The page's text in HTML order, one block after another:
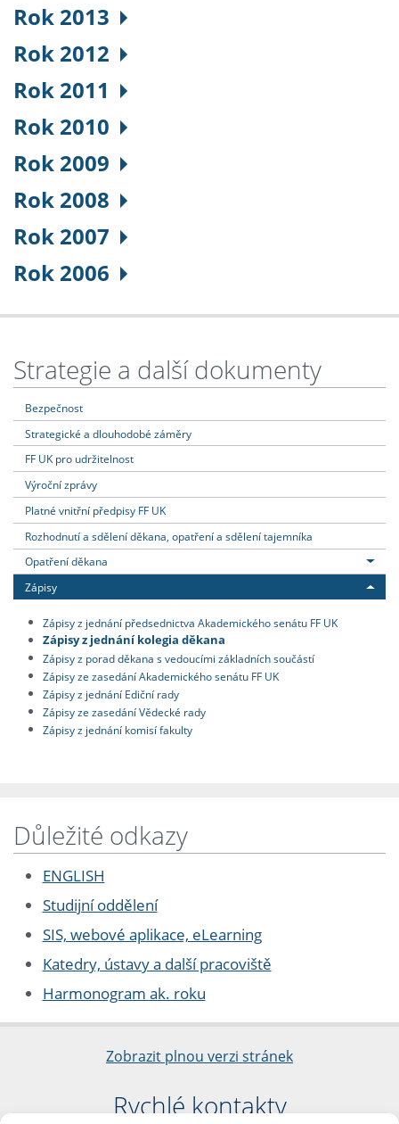
Rok 2013
Rok 2012
Rok 2011
Rok 2010
Rok 2009
Rok 2008
Rok 2007
Rok 2006
Strategie a další dokumenty
Bezpečnost
Strategické a dlouhodobé záměry
FF UK pro udržitelnost
Výroční zprávy
Platné vnitřní předpisy FF UK
Rozhodnutí a sdělení děkana, opatření a sdělení tajemníka
Opatření děkana
Zápisy
Zápisy z jednání předsednictva Akademického senátu FF UK
Zápisy z jednání kolegia děkana
Zápisy z porad děkana s vedoucími základních součástí
Zápisy ze zasedání Akademického senátu FF UK
Zápisy z jednání Ediční rady
Zápisy ze zasedání Vědecké rady
Zápisy z jednání komisí fakulty
Důležité odkazy
ENGLISH
Studijní oddělení
SIS, webové aplikace, eLearning
Katedry, ústavy a další pracoviště
Harmonogram ak. roku
Zobrazit plnou verzi stránek
Rychlé kontakty